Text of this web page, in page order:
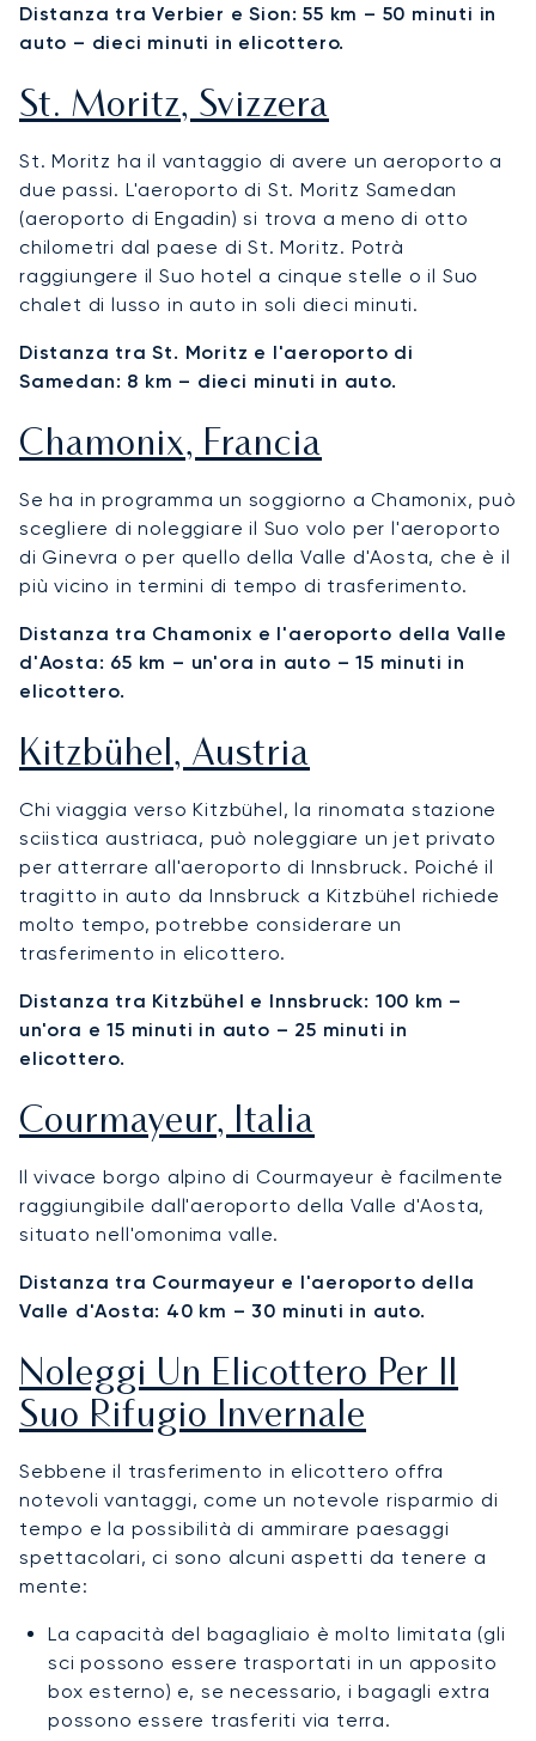
Distanza tra Verbier e Sion: 55 km – 50 minuti in
auto – dieci minuti in elicottero.
St. Moritz, Svizzera
St. Moritz ha il vantaggio di avere un aeroporto a
due passi. L'aeroporto di St. Moritz Samedan
(aeroporto di Engadin) si trova a meno di otto
chilometri dal paese di St. Moritz. Potrà
raggiungere il Suo hotel a cinque stelle o il Suo
chalet di lusso in auto in soli dieci minuti.
Distanza tra St. Moritz e l'aeroporto di
Samedan: 8 km – dieci minuti in auto.
Chamonix, Francia
Se ha in programma un soggiorno a Chamonix, può
scegliere di noleggiare il Suo volo per l'aeroporto
di Ginevra o per quello della Valle d'Aosta, che è il
più vicino in termini di tempo di trasferimento.
Distanza tra Chamonix e l'aeroporto della Valle
d'Aosta: 65 km – un'ora in auto – 15 minuti in
elicottero.
Kitzbühel, Austria
Chi viaggia verso Kitzbühel, la rinomata stazione
sciistica austriaca, può noleggiare un jet privato
per atterrare all'aeroporto di Innsbruck. Poiché il
tragitto in auto da Innsbruck a Kitzbühel richiede
molto tempo, potrebbe considerare un
trasferimento in elicottero.
Distanza tra Kitzbühel e Innsbruck: 100 km –
un'ora e 15 minuti in auto – 25 minuti in
elicottero.
Courmayeur, Italia
Il vivace borgo alpino di Courmayeur è facilmente
raggiungibile dall'aeroporto della Valle d'Aosta,
situato nell'omonima valle.
Distanza tra Courmayeur e l'aeroporto della
Valle d'Aosta: 40 km – 30 minuti in auto.
Noleggi Un Elicottero Per Il
Suo Rifugio Invernale
Sebbene il trasferimento in elicottero offra
notevoli vantaggi, come un notevole risparmio di
tempo e la possibilità di ammirare paesaggi
spettacolari, ci sono alcuni aspetti da tenere a
mente:
La capacità del bagagliaio è molto limitata (gli
sci possono essere trasportati in un apposito
box esterno) e, se necessario, i bagagli extra
possono essere trasferiti via terra.